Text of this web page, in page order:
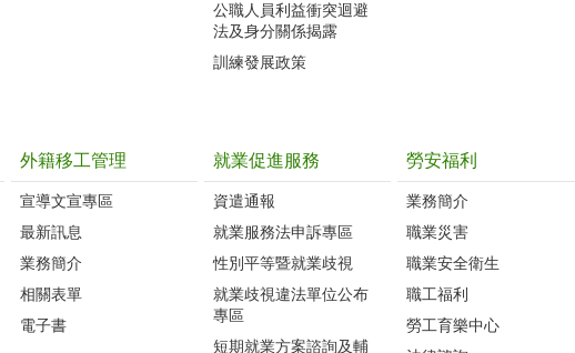
公職人員利益衝突迴避
法及身分關係揭露
訓練發展政策
外籍移工管理
宣導文宣專區
最新訊息
業務簡介
相關表單
電子書
就業促進服務
資遣通報
就業服務法申訴專區
性別平等暨就業歧視
就業歧視違法單位公布
專區
短期就業方案諮詢及輔
勞安福利
業務簡介
職業災害
職業安全衛生
職工福利
勞工育樂中心